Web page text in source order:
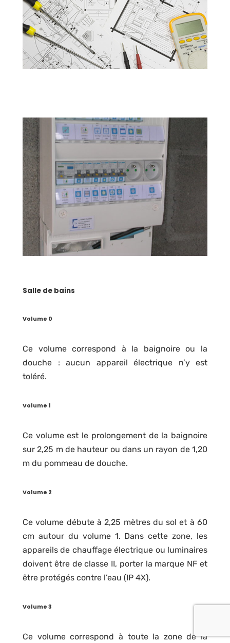
Salle de bains
Volume 0
Ce volume correspond à la baignoire ou la
douche : aucun appareil électrique n’y est
toléré.
Volume 1
Ce volume est le prolongement de la baignoire
sur 2,25 m de hauteur ou dans un rayon de 1,20
m du pommeau de douche.
Volume 2
Ce volume débute à 2,25 mètres du sol et à 60
cm autour du volume 1. Dans cette zone, les
appareils de chauffage électrique ou luminaires
doivent être de classe II, porter la marque NF et
être protégés contre l’eau (IP 4X).
Volume 3
Ce volume correspond à toute la zone de la